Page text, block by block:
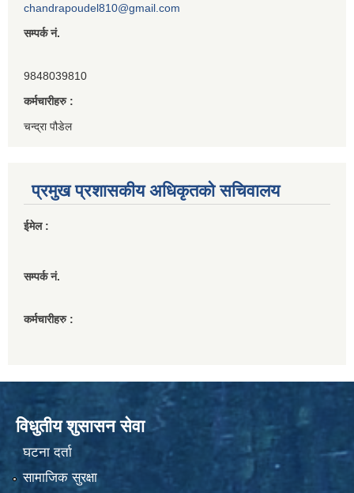
chandrapoudel810@gmail.com
सम्पर्क नं.
9848039810
कर्मचारीहरु :
चन्द्रा पौडेल
प्रमुख प्रशासकीय अधिकृतको सचिवालय
ईमेल :
सम्पर्क नं.
कर्मचारीहरु :
विधुतीय शुसासन सेवा
घटना दर्ता
सामाजिक सुरक्षा